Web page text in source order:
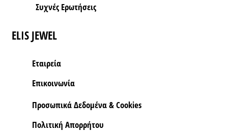
Συχνές Ερωτήσεις
ELIS JEWEL
Εταιρεία
Επικοινωνία
Προσωπικά Δεδομένα & Cookies
Πολιτική Απορρήτου